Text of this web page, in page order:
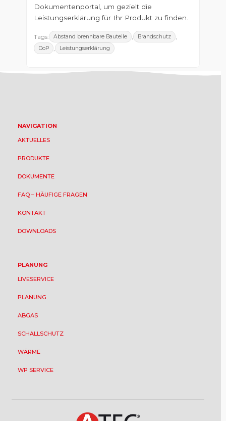
Dokumentenportal, um gezielt die
Leistungserklärung für Ihr Produkt zu finden.
Tags: Abstand brennbare Bauteile , Brandschutz ,
DoP , Leistungserklärung
NAVIGATION
AKTUELLES
PRODUKTE
DOKUMENTE
FAQ – HÄUFIGE FRAGEN
KONTAKT
DOWNLOADS
PLANUNG
LIVESERVICE
PLANUNG
ABGAS
SCHALLSCHUTZ
WÄRME
WP SERVICE